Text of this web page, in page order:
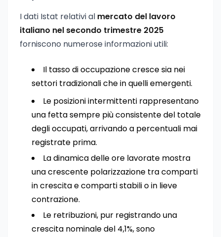
I dati Istat relativi al mercato del lavoro
italiano nel secondo trimestre 2025
forniscono numerose informazioni utili:
Il tasso di occupazione cresce sia nei
settori tradizionali che in quelli emergenti.
Le posizioni intermittenti rappresentano
una fetta sempre più consistente del totale
degli occupati, arrivando a percentuali mai
registrate prima.
La dinamica delle ore lavorate mostra
una crescente polarizzazione tra comparti
in crescita e comparti stabili o in lieve
contrazione.
Le retribuzioni, pur registrando una
crescita nominale del 4,1%, sono